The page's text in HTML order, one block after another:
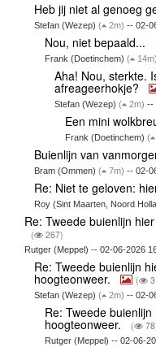
Heb jij niet al genoeg
Stefan (Wezep)( 2m) -- 02-
Nou, niet bepaald...
Frank (Doetinchem) ( 14m)
Aha! Nou, sterkte.
afreageerhokje?
Stefan (Wezep)( 2m) --
Een mini
Frank (Doetinchem) (
Buienlijn van
Bram (Ommen)( 7m) -- 02-
Re: Niet te geloven:
Roy (Sint Maarten, Noord
Re: Tweede buienlijn
( 267)
Rutger (Meppel) -- 02-06-2026
Re: Tweede buienlijn
hoogteonweer. (
Stefan (Wezep)( 2m) -- 02-
Re: Tweede
hoogteonweer. (
Rutger (Meppel) -- 02-06-